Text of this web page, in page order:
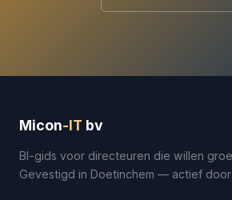
Micon-IT bv
BI-gids voor directeuren die willen
Gevestigd in Doetinchem — actief